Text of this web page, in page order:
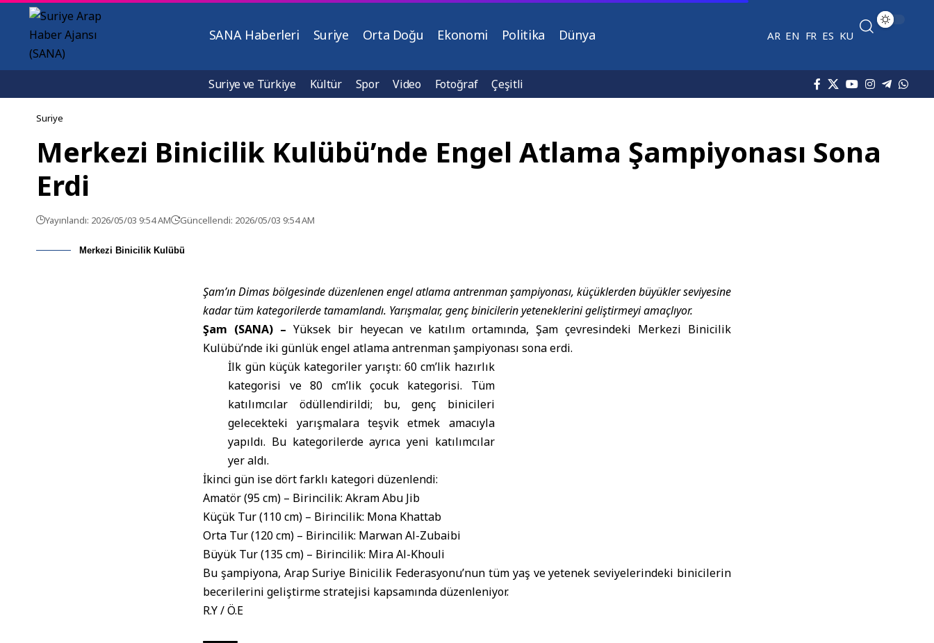
SANA Haberleri Suriye Orta Doğu Ekonomi Politika Dünya AR EN FR ES KU
Suriye ve Türkiye Kültür Spor Video Fotoğraf Çeşitli
Suriye
Merkezi Binicilik Kulübü’nde Engel Atlama Şampiyonası Sona
Erdi
Yayınlandı: 2026/05/03 9:54 AM Güncellendi: 2026/05/03 9:54 AM
Merkezi Binicilik Kulübü
Şam’ın Dimas bölgesinde düzenlenen engel atlama antrenman şampiyonası, küçüklerden büyükler seviyesine
kadar tüm kategorilerde tamamlandı. Yarışmalar, genç binicilerin yeteneklerini geliştirmeyi amaçlıyor.
Şam (SANA) – Yüksek bir heyecan ve katılım ortamında, Şam çevresindeki Merkezi Binicilik
Kulübü’nde iki günlük engel atlama antrenman şampiyonası sona erdi.
İlk gün küçük kategoriler yarıştı: 60 cm’lik hazırlık
kategorisi ve 80 cm’lik çocuk kategorisi. Tüm
katılımcılar ödüllendirildi; bu, genç binicileri
gelecekteki yarışmalara teşvik etmek amacıyla
yapıldı. Bu kategorilerde ayrıca yeni katılımcılar
yer aldı.
İkinci gün ise dört farklı kategori düzenlendi:
Amatör (95 cm) – Birincilik: Akram Abu Jib
Küçük Tur (110 cm) – Birincilik: Mona Khattab
Orta Tur (120 cm) – Birincilik: Marwan Al-Zubaibi
Büyük Tur (135 cm) – Birincilik: Mira Al-Khouli
Bu şampiyona, Arap Suriye Binicilik Federasyonu’nun tüm yaş ve yetenek seviyelerindeki binicilerin
becerilerini geliştirme stratejisi kapsamında düzenleniyor.
R.Y / Ö.E